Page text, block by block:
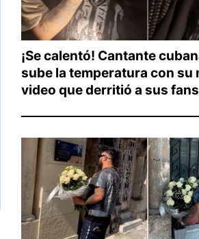
¡Se calentó! Cantante
sube la temperatura con su
video que derritió a sus fans